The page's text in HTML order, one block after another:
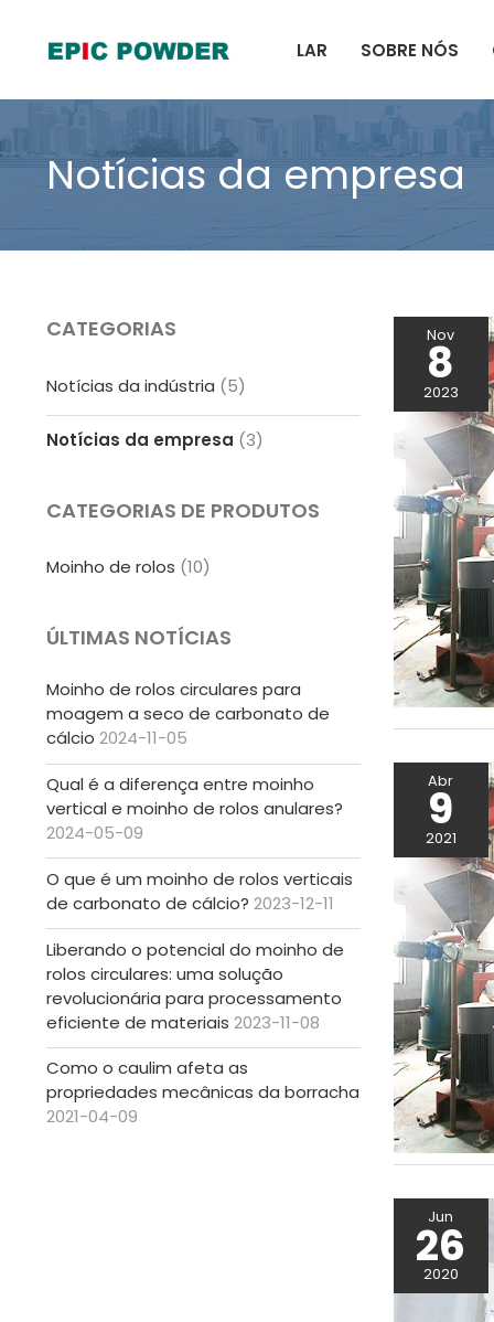
conteúdo
LAR SOBRE NÓS
Notícias da empresa
CATEGORIAS
Notícias da indústria (5)
Notícias da empresa (3)
CATEGORIAS DE PRODUTOS
Moinho de rolos (10)
ÚLTIMAS NOTÍCIAS
Moinho de rolos circulares para
moagem a seco de carbonato de
cálcio 2024-11-05
Qual é a diferença entre moinho
vertical e moinho de rolos anulares?
2024-05-09
O que é um moinho de rolos verticais
de carbonato de cálcio? 2023-12-11
Liberando o potencial do moinho de
rolos circulares: uma solução
revolucionária para processamento
eficiente de materiais 2023-11-08
Como o caulim afeta as
propriedades mecânicas da borracha
2021-04-09
Nov
8
2023
Abr
9
2021
Jun
26
2020